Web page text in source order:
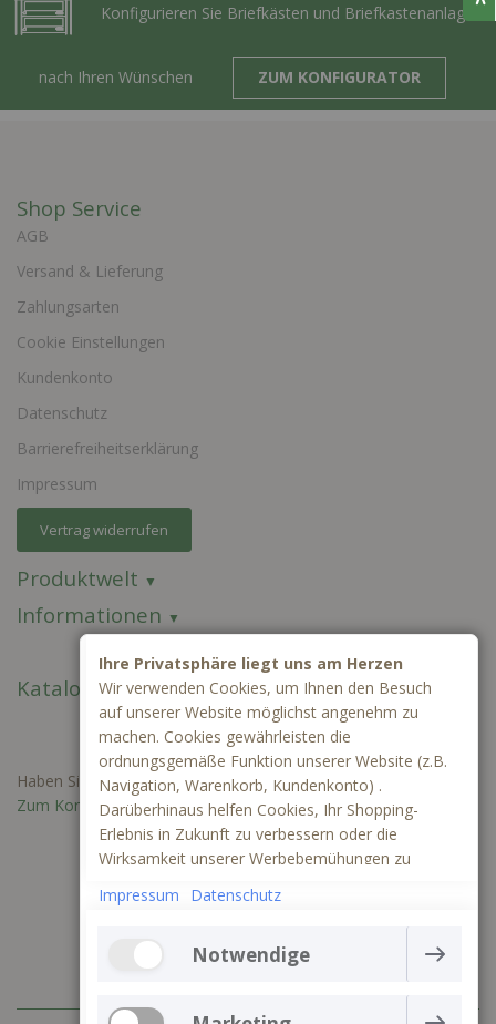
Konfigurieren Sie Briefkästen und Briefkastenanlagen
nach Ihren Wünschen ZUM KONFIGURATOR
Shop Service
AGB
Versand & Lieferung
Zahlungsarten
Cookie Einstellungen
Kundenkonto
Datenschutz
Barrierefreiheitserklärung
Impressum
Vertrag widerrufen
Produktwelt
Informationen
Kataloge
Haben Sie Fragen oder benötigen Sie ein individuelles Angebot?
Zum Kontaktformular
Ihre Privatsphäre liegt uns am Herzen
Wir verwenden Cookies, um Ihnen den Besuch
auf unserer Website möglichst angenehm zu
machen. Cookies gewährleisten die
ordnungsgemäße Funktion unserer Website (z.B.
Navigation, Warenkorb, Kundenkonto) .
Darüberhinaus helfen Cookies, Ihr Shopping-
Erlebnis in Zukunft zu verbessern oder die
Wirksamkeit unserer Werbebemühungen zu
Cookies und Tracking mittels Google Analytics
besser verstehen, wie unsere Seite genutzt wird.
Impressum Datenschutz
Notwendige
Die Webseite kann ohne notwendige Cookies nicht
richtig funktionieren. Sie gewährleisten einen